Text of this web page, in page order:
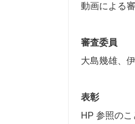
動画による
審査委員
大島幾雄、
表彰
HP 参照のこ